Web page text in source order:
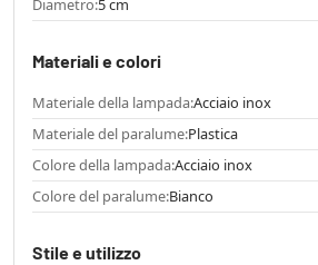
Diametro:5 cm
Materiali e colori
Materiale della lampada:Acciaio inox
Materiale del paralume:Plastica
Colore della lampada:Acciaio inox
Colore del paralume:Bianco
Stile e utilizzo